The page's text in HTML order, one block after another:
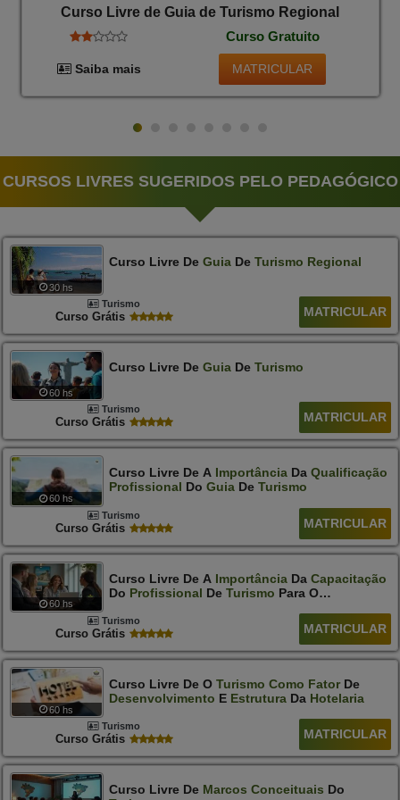
Curso Livre de Guia de Turismo Regional
Curso Gratuito
Saiba mais MATRICULAR
CURSOS LIVRES SUGERIDOS PELO PEDAGÓGICO
30 hs
Curso Livre De GuiaDe Turismo Regional
Turismo
Curso Grátis MATRICULAR
60 hs
Curso Livre De GuiaDe Turismo
Turismo
Curso Grátis MATRICULAR
60 hs
Curso Livre De A ImportânciaDa Qualificação
Profissional Do GuiaDe Turismo
Turismo
Curso Grátis MATRICULAR
60 hs
Curso Livre De A ImportânciaDa Capacitação
Do Profissional De Turismo Para O
Turismo
Curso Grátis MATRICULAR
60 hs
Curso Livre De O Turismo Como FatorDe
Desenvolvimento E EstruturaDa Hotelaria
Turismo
Curso Grátis MATRICULAR
Curso Livre De Marcos Conceituais Do